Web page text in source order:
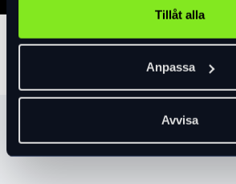
Tillåt alla
Anpassa
Avvisa
Tillbehör